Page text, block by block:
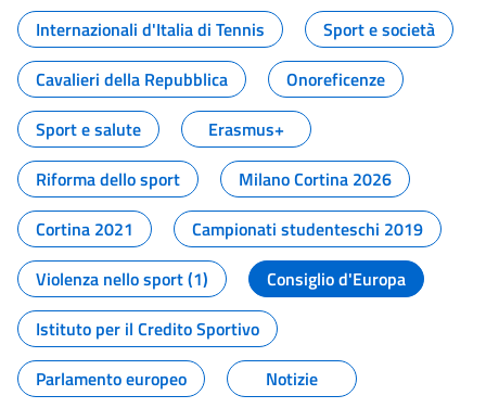
Internazionali d'Italia di Tennis
Sport e società
Cavalieri della Repubblica
Onoreficenze
Sport e salute
Erasmus+
Riforma dello sport
Milano Cortina 2026
Cortina 2021
Campionati studenteschi 2019
Violenza nello sport (1)
Consiglio d'Europa
Istituto per il Credito Sportivo
Parlamento europeo
Notizie